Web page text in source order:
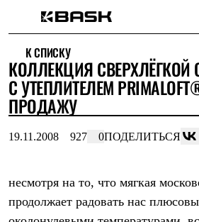
Интернет-магазин
Мужская одежда
Утепленная пухом
Куртки
Брюки
Комбинезоны
Штормовая одежда
Куртки
К СПИСКУ
КОЛЛЕКЦИЯ СВЕРХЛЁГКОЙ
С УТЕПЛИТЕЛЕМ
ПРОДАЖУ
19.11.2008 927 0ПОДЕЛИТЬСЯ
несмотря на то, что мягкая
продолжает радовать нас